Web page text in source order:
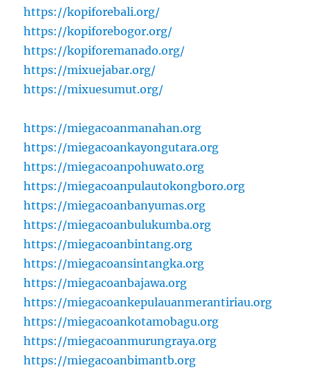
https://kopiforebali.org/
https://kopiforebogor.org/
https://kopiforemanado.org/
https://mixuejabar.org/
https://mixuesumut.org/
https://miegacoanmanahan.org
https://miegacoankayongutara.org
https://miegacoanpohuwato.org
https://miegacoanpulautokongboro.org
https://miegacoanbanyumas.org
https://miegacoanbulukumba.org
https://miegacoanbintang.org
https://miegacoansintangka.org
https://miegacoanbajawa.org
https://miegacoankepulauanmerantiriau.org
https://miegacoankotamobagu.org
https://miegacoanmurungraya.org
https://miegacoanbimantb.org